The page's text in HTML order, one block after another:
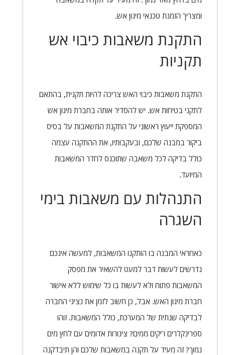
ומצריך הזמנת טכנאי מיגון אש.
התקנת משאבות כיבוי אש
תקניות
התקנת משאבות כיבוי האש צריכה להיות תקנית, בהתאם
לתקני בטיחות אש. יש להסדיר אותה בחברת מיגון אש
המספקת ייעוץ ראשוני על התקנת המשאבות על בסיס
ביקור במבנה שלכם, ובעקבותיו, את ההתקנה עצמה
כולל בדיקה לכל משאבה שתוכנס לחדר המשאבות
המיועד.
התנהלות עם משאבות בימי
השגרה
כאחראי המבנה בו הותקנו המשאבות, למעשה אינכם
נדרשים לעשות דבר למעט להשאיר את מפסק
המשאבות פתוח ולא לעשות בו כל שימוש ללא אישור
חברת מיגון האש. אבל, כן חשוב לזמן את נציגי החברה
לבדיקה שנתית של המערכת, כולל המשאבות. זוהו
ספרינקלרים ריקים ממים? צינורות אדומים עם לחץ מים
נמוך? זה מעיד על תקנה במשאבות שלכם והן תיבדקנה